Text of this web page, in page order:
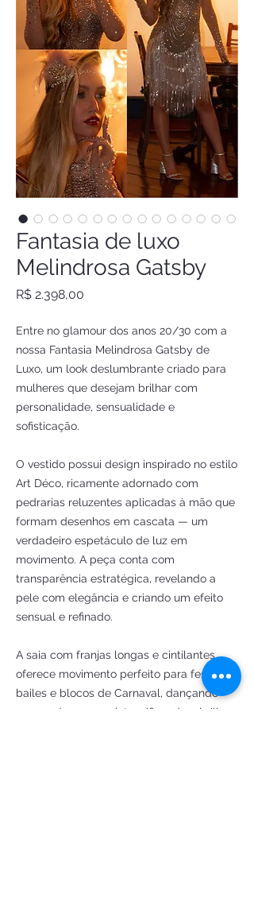
Fantasia de luxo
Melindrosa Gatsby
R$ 2.398,00
Entre no glamour dos anos 20/30 com a
nossa Fantasia Melindrosa Gatsby de
Luxo, um look deslumbrante criado para
mulheres que desejam brilhar com
personalidade, sensualidade e
sofisticação.
O vestido possui design inspirado no estilo
Art Déco, ricamente adornado com
pedrarias reluzentes aplicadas à mão que
formam desenhos em cascata — um
verdadeiro espetáculo de luz em
movimento. A peça conta com
transparência estratégica, revelando a
pele com elegância e criando um efeito
sensual e refinado.
A saia com franjas longas e cintilantes
oferece movimento perfeito para festas,
bailes e blocos de Carnaval, dançando
com cada passo e intensificando o brilho.